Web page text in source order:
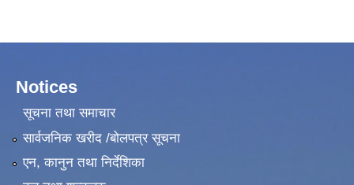
Notices
सूचना तथा समाचार
सार्वजनिक खरीद /बोलपत्र सूचना
एन, कानुन तथा निर्देशिका